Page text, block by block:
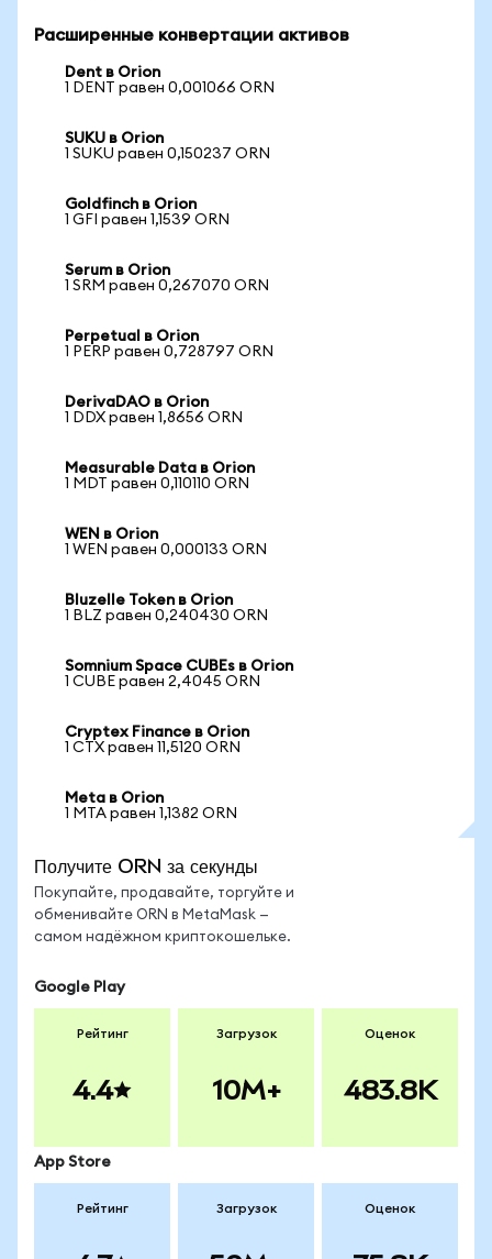
Расширенные конвертации активов
Dent в Orion
1 DENT равен 0,001066 ORN
SUKU в Orion
1 SUKU равен 0,150237 ORN
Goldfinch в Orion
1 GFI равен 1,1539 ORN
Serum в Orion
1 SRM равен 0,267070 ORN
Perpetual в Orion
1 PERP равен 0,728797 ORN
DerivaDAO в Orion
1 DDX равен 1,8656 ORN
Measurable Data в Orion
1 MDT равен 0,110110 ORN
WEN в Orion
1 WEN равен 0,000133 ORN
Bluzelle Token в Orion
1 BLZ равен 0,240430 ORN
Somnium Space CUBEs в Orion
1 CUBE равен 2,4045 ORN
Cryptex Finance в Orion
1 CTX равен 11,5120 ORN
Meta в Orion
1 MTA равен 1,1382 ORN
Получите ORN за секунды
Покупайте, продавайте, торгуйте и
обменивайте ORN в MetaMask —
самом надёжном криптокошельке.
Google Play
Рейтинг
4.4
Загрузок
10M+
Оценок
483.8K
App Store
Рейтинг Загрузок Оценок